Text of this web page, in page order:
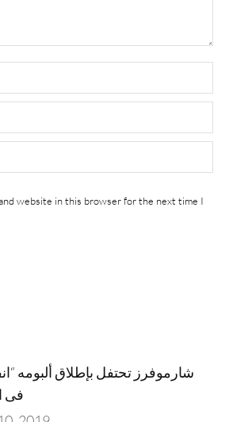
and website in this browser for the next time I
شارموفرز تحتفل بإطلاق ألبومه
فى